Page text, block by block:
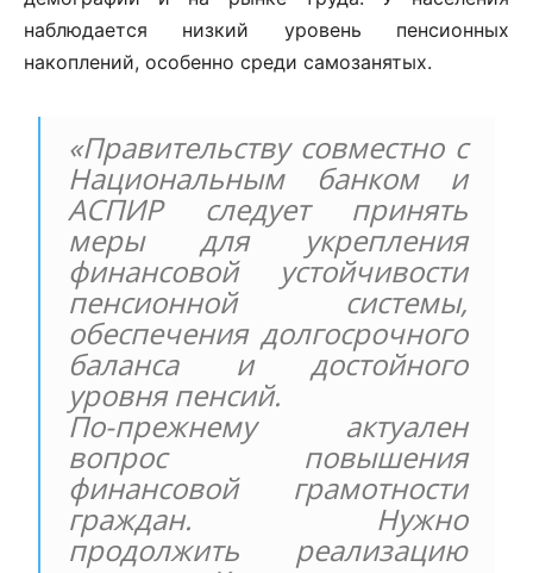
наблюдается низкий уровень пенсионных
накоплений, особенно среди самозанятых.
«Правительству совместно с
Национальным банком и
АСПИР следует принять
меры для укрепления
финансовой устойчивости
пенсионной системы,
обеспечения долгосрочного
баланса и достойного
уровня пенсий.
По-прежнему актуален
вопрос повышения
финансовой грамотности
граждан. Нужно
продолжить реализацию